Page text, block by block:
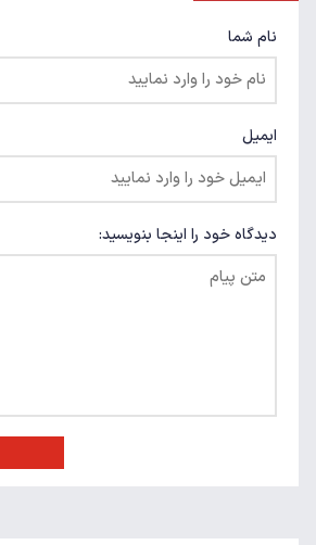
نام شما
ایمیل
دیدگاه خود را اینجا بنویسید: